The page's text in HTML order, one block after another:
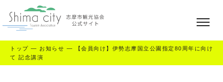
トップ — お知らせ —
【会員向け】伊勢志摩国立公園指定80周年に向け
て 記念講演